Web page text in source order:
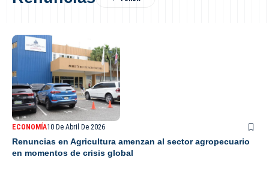
ECONOMÍA10 De Abril De 2026
Renuncias en Agricultura amenzan al sector agropecuario
en momentos de crisis global